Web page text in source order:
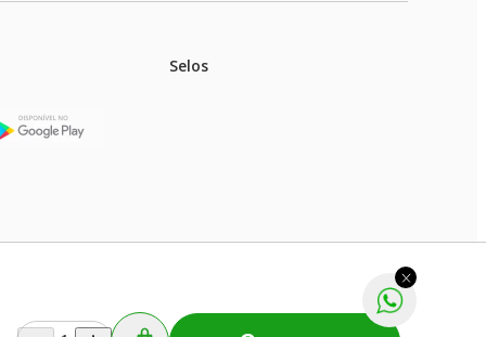
Selos
prévio. Fast Shop S. A. CNPJ: 43.708.379/0001-